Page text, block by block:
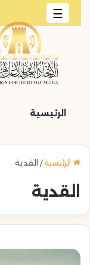
☰
الرئيسية
الرئيسية/ القدية
القدية